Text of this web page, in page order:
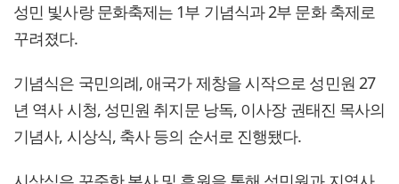
성민 빛사랑 문화축제는 1부 기념식과 2부 문화 축제로
꾸려졌다.
기념식은 국민의례, 애국가 제창을 시작으로 성민원 27
년 역사 시청, 성민원 취지문 낭독, 이사장 권태진 목사의
기념사, 시상식, 축사 등의 순서로 진행됐다.